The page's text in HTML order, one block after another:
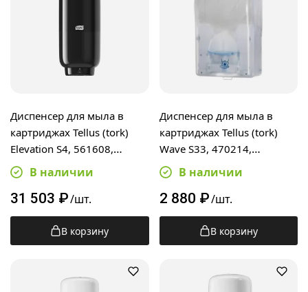
Диспенсер для мыла в
картриджах Tellus (tork)
Elevation S4, 561608,
сенсорный, черный
В наличии
31 503 ₽/шт.
В корзину
Диспенсер для мыла в
картриджах Tellus (tork)
Wave S33, 470214,
сенсорный, белый
В наличии
2 880 ₽/шт.
В корзину